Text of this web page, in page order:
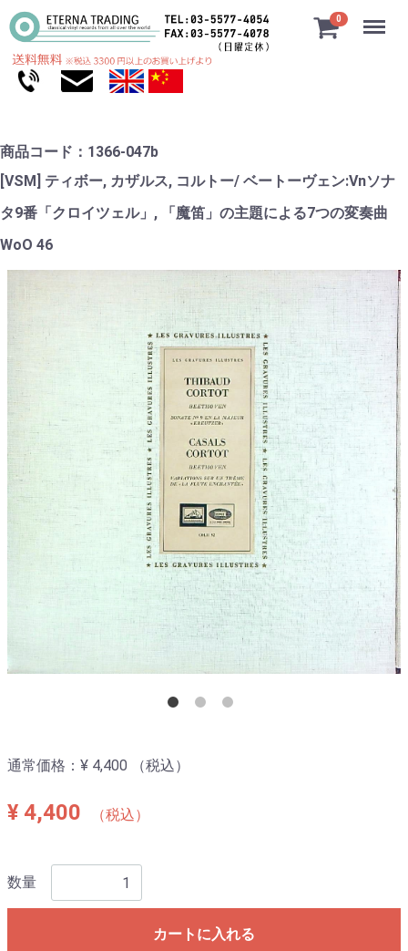
0 Menu
商品コード：1366-047b
[VSM] ティボー, カザルス, コルトー/ ベートーヴェン:Vnソナ
タ9番「クロイツェル」, 「魔笛」の主題による7つの変奏曲
WoO 46
通常価格： ¥ 4,400 （税込）
¥ 4,400 （税込）
数量
カートに入れる